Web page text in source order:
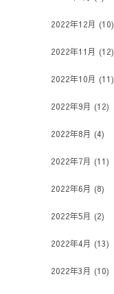
2022年12月 (10)
2022年11月 (12)
2022年10月 (11)
2022年9月 (12)
2022年8月 (4)
2022年7月 (11)
2022年6月 (8)
2022年5月 (2)
2022年4月 (13)
2022年3月 (10)